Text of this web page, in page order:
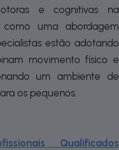
e cognitivas na
uma abordagem
estão adotando
movimento físico e
um ambiente de
os pequenos.
Qualificados